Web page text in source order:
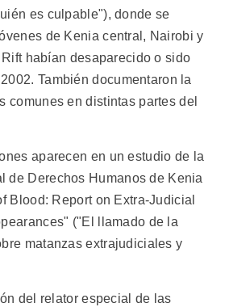
es culpable"), donde se
de Kenia central, Nairobi y
habían desaparecido o sido
También documentaron la
comunes en distintas partes del
aparecen en un estudio de la
de Derechos Humanos de Kenia
Blood: Report on Extra-Judicial
("El llamado de la
matanzas extrajudiciales y
del relator especial de las